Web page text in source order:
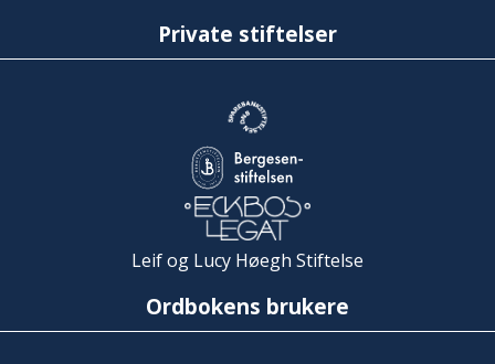
Private stiftelser
Leif og Lucy Høegh Stiftelse
Ordbokens brukere